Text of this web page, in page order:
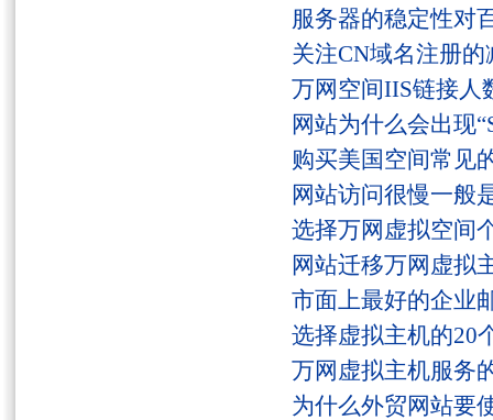
服务器的稳定性对
关注CN域名注册
万网空间IIS链接人
网站为什么会出现
购买美国空间常见
网站访问很慢一般
选择万网虚拟空间
网站迁移万网虚拟
市面上最好的企业
选择虚拟主机的20
万网虚拟主机服务
为什么外贸网站要